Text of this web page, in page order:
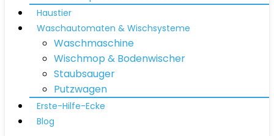
Haustier
Waschautomaten & Wischsysteme
Waschmaschine
Wischmop & Bodenwischer
Staubsauger
Putzwagen
Erste-Hilfe-Ecke
Blog